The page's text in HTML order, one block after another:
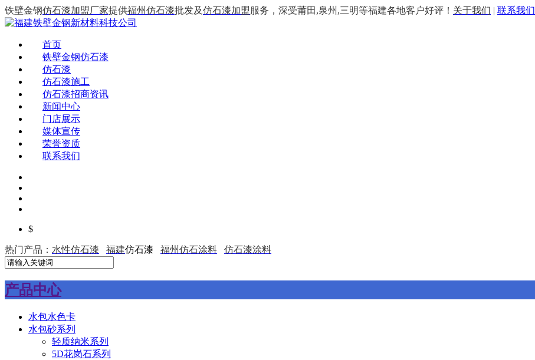
铁壁金钢仿石漆加盟厂家提供福州仿石漆批发及仿石漆加盟 服务，深受莆田,泉州,三明等福建各地客户好评！ 关于我们 | 联系我们
首页
铁壁金钢仿石漆
仿石漆
仿石漆施工
仿石漆招商资讯
新闻中心
门店展示
媒体宣传
荣誉资质
联系我们
$
热门产品： 水性仿石漆 福建仿石漆 福州仿石涂料 仿石漆涂料
产品中心
水包水色卡
水包砂系列
轻质纳米系列
5D花岗石系列